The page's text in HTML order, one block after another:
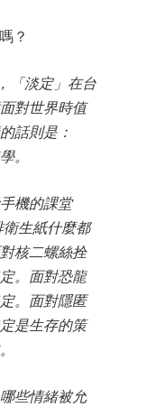
？
「淡定」在台
對世界時值
話則是：
。
機的課堂
生紙什麼都
核二螺絲拴
。面對恐龍
。面對隱匿
是生存的策
些情緒被允